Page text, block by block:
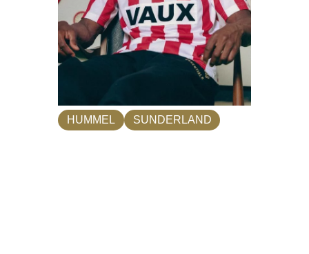
HUMMEL SUNDERLAND